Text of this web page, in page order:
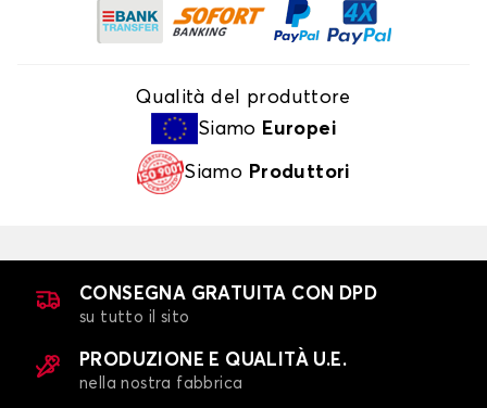
Qualità del produttore
Siamo Europei
Siamo Produttori
CONSEGNA GRATUITA CON DPD
su tutto il sito
PRODUZIONE E QUALITÀ U.E.
nella nostra fabbrica